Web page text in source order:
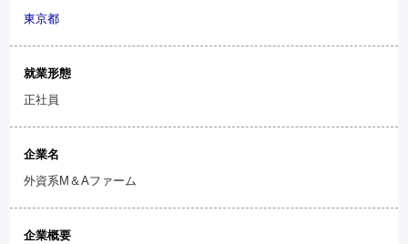
東京都
就業形態
正社員
企業名
外資系M＆Aファーム
企業概要